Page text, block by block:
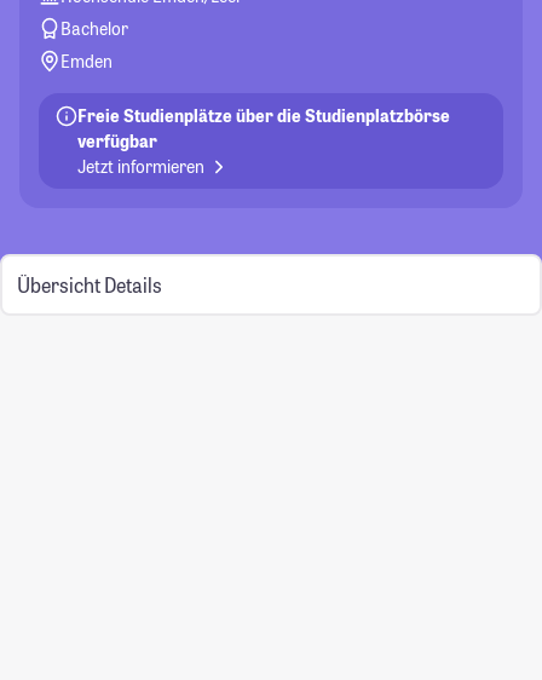
Bachelor
Emden
Freie Studienplätze über die Studienplatzbörse
verfügbar
Jetzt informieren
Übersicht Details